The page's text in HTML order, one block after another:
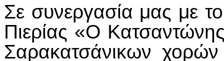
Σε συνεργασία μας με
Πιερίας «Ο
Σαρακατσάνικων